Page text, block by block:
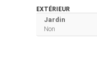
EXTÉRIEUR
Jardin
Non